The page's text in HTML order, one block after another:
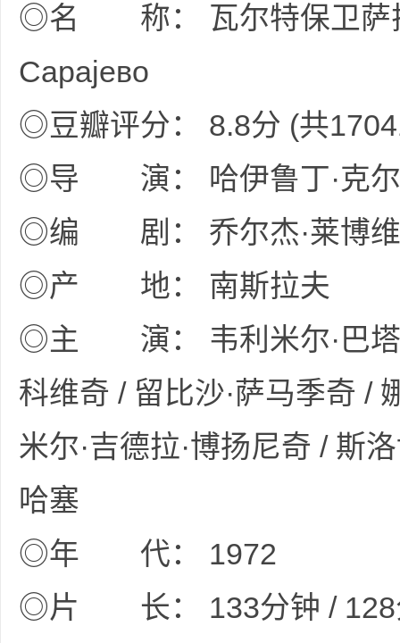
◎名 称： 瓦尔特保卫萨
Сарајево
◎豆瓣评分： 8.8分 (共
◎导 演： 哈伊鲁丁·克尔
◎编 剧： 乔尔杰·莱博
◎产 地： 南斯拉夫
◎主 演： 韦利米尔·巴塔·
科维奇 / 留比沙·萨马季奇 /
米尔·吉德拉·博扬尼奇 / 斯
哈塞
◎年 代： 1972
◎片 长： 133分钟 / 128